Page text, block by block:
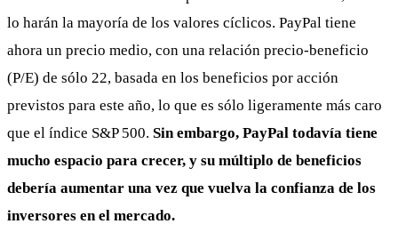
lo harán la mayoría de los valores cíclicos. PayPal tiene
ahora un precio medio, con una relación precio-beneficio
(P/E) de sólo 22, basada en los beneficios por acción
previstos para este año, lo que es sólo ligeramente más caro
que el índice S&P 500. Sin embargo, PayPal todavía tiene
mucho espacio para crecer, y su múltiplo de beneficios
debería aumentar una vez que vuelva la confianza de los
inversores en el mercado.